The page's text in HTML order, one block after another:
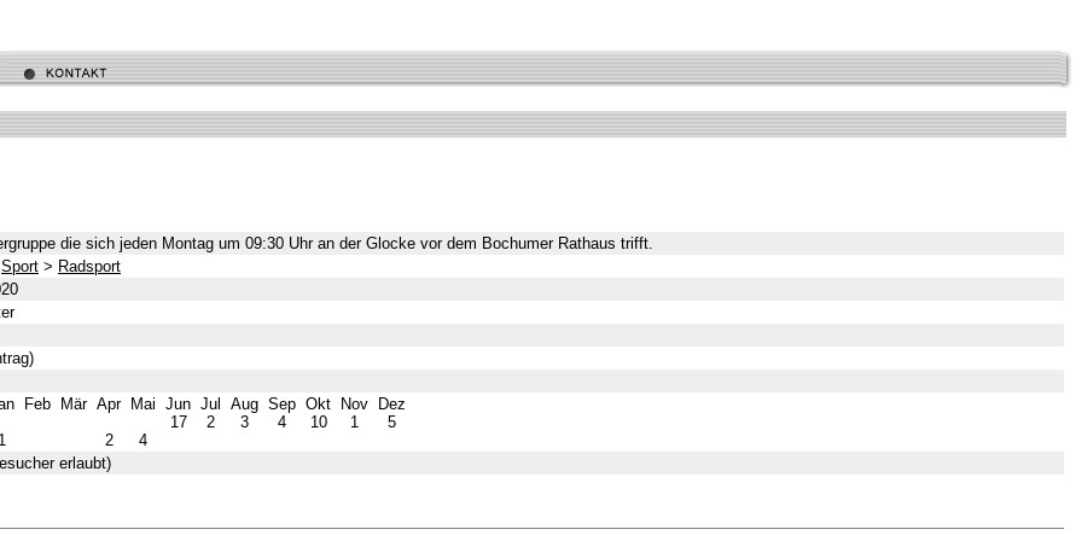
die sich jeden Montag um 09:30 Uhr an der Glocke vor dem Bochumer Rathaus trifft.
Sport > Radsport
Feb Mär Apr Mai Jun Jul Aug Sep Okt Nov Dez
17
2 3 4 10 1
5
2
4
erlaubt)